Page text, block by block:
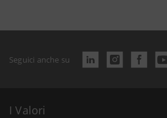
Seguici anche su
I Valori